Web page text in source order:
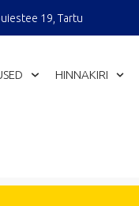
19, Tartu
HINNAKIRI